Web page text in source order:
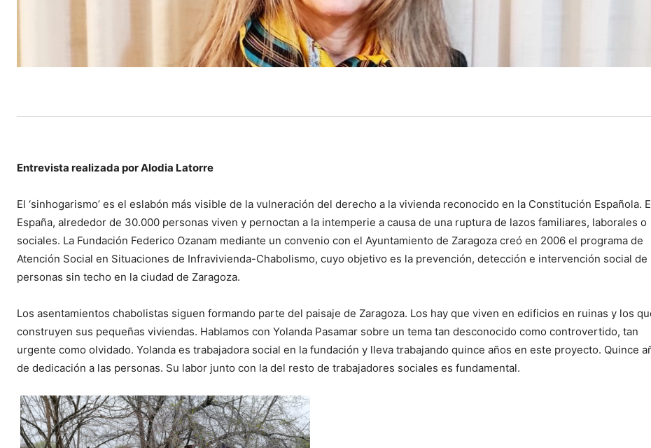
Entrevista realizada por Alodia Latorre
El ‘sinhogarismo’ es el eslabón más visible de la vulneración del derecho a la vivienda reconocido en la Constitución Española.
España, alrededor de 30.000 personas viven y pernoctan a la intemperie a causa de una ruptura de lazos familiares, laborales o
sociales. La Fundación Federico Ozanam mediante un convenio con el Ayuntamiento de Zaragoza creó en 2006 el programa de
Atención Social en Situaciones de Infravivienda-Chabolismo, cuyo objetivo es la prevención, detección e intervención social de
personas sin techo en la ciudad de Zaragoza.
Los asentamientos chabolistas siguen formando parte del paisaje de Zaragoza. Los hay que viven en edificios en ruinas y los
construyen sus pequeñas viviendas. Hablamos con Yolanda Pasamar sobre un tema tan desconocido como controvertido, tan
urgente como olvidado. Yolanda es trabajadora social en la fundación y lleva trabajando quince años en este proyecto. Quince
de dedicación a las personas. Su labor junto con la del resto de trabajadores sociales es fundamental.